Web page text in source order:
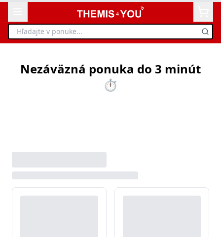
Nezáväzná ponuka do 3 minút
⏱️